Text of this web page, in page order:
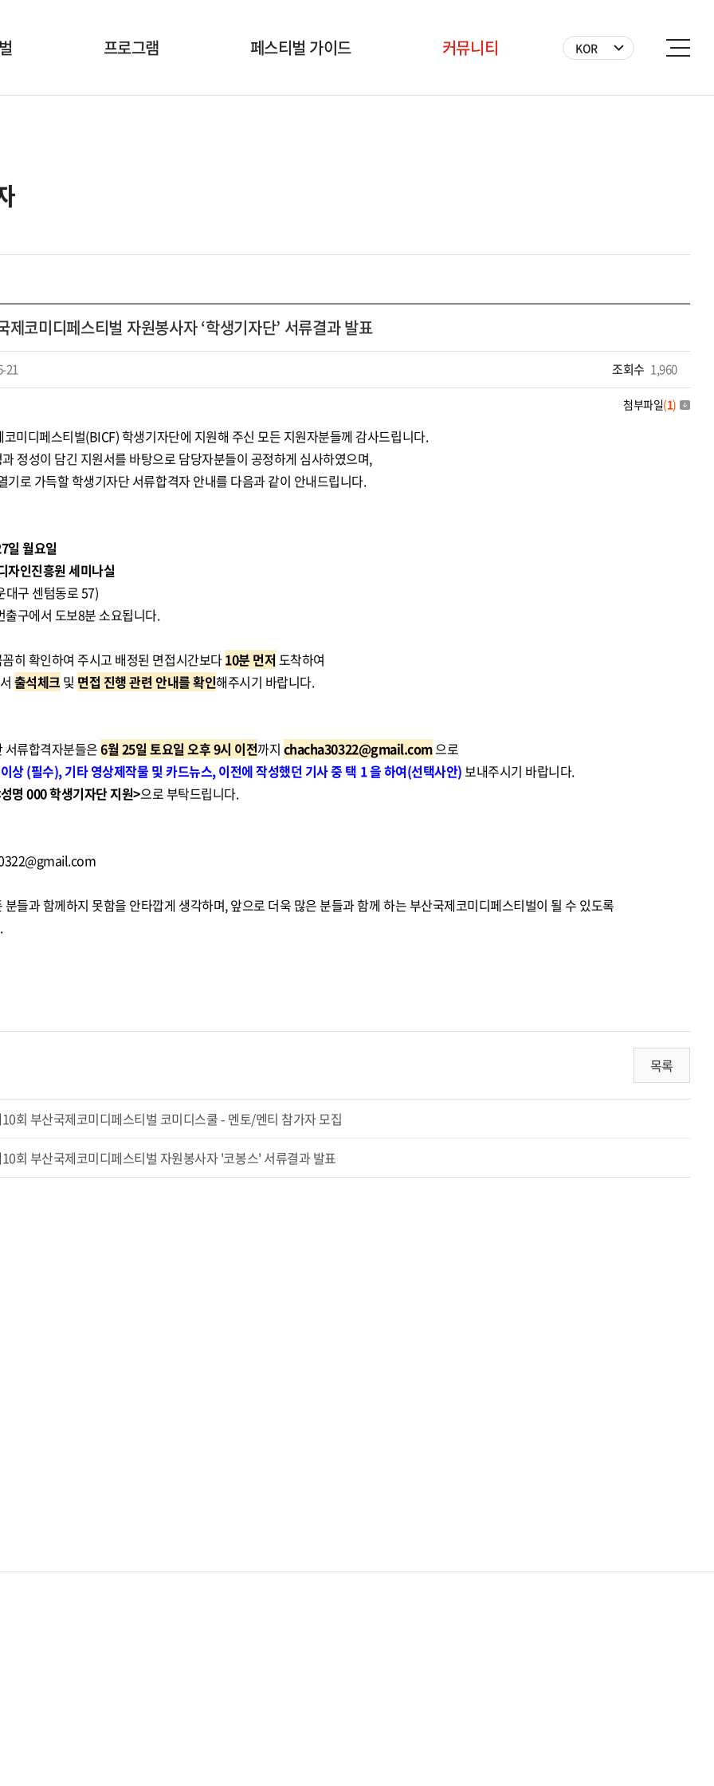
KOR
프로그램 페스티벌 가이드 커뮤니티
제코미디페스티벌 자원봉사자 ‘학생기자단’ 서류결과 발표
21 조회수 1,960
첨부파일(1)
미디페스티벌(BICF) 학생기자단에 지원해 주신 모든 지원자분들께 감사드립니다.
정성이 담긴 지원서를 바탕으로 담당자분들이 공정하게 심사하였으며,
기로 가득할 학생기자단 서류합격자 안내를 다음과 같이 안내드립니다.
일 월요일
자인진흥원 세미나실
대구 센텀동로 57)
출구에서 도보8분 소요됩니다.
히 확인하여 주시고 배정된 면접시간보다10분 먼저 도착하여
출석체크 및 면접 진행 관련 안내를 확인해주시기 바랍니다.
서류합격자분들은6월 25일 토요일 오후 9시 이전까지 chacha30322@gmail.com으로
상 (필수), 기타 영상제작물 및 카드뉴스, 이전에 작성했던 기사 중 택 1 을 하여(선택사안)보내주시기 바랍니다.
명 000 학생기자단 지원>으로 부탁드립니다.
분들과 함께하지 못함을 안타깝게 생각하며, 앞으로 더욱 많은 분들과 함께 하는 부산국제코미디페스티벌이 될 수 있도록
목록
회 부산국제코미디페스티벌 코미디스쿨 - 멘토/멘티 참가자 모집
회 부산국제코미디페스티벌 자원봉사자 '코봉스' 서류결과 발표